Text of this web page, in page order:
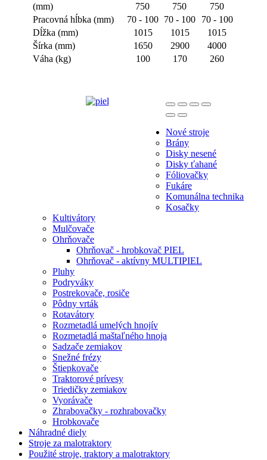
(mm)
750
750
750
Pracovná hĺbka (mm)
70 - 100 70 - 100
70 - 100
Dĺžka (mm)
1015 1015
1015
Šírka (mm)
1650 2900
4000
Váha (kg)
100 170 260
Nové stroje
Brány
Disky nesené
Disky ťahané
Fóliovačky
Fukáre
Komunálna technika
Kosačky
Kultivátory
Mulčovače
Ohrňovače
Ohrňovač - hrobkovač PIEL
Ohrňovač - aktívny MULTIPIEL
Pluhy
Podryváky
Postrekovače, rosiče
Pôdny vrták
Rotavátory
Rozmetadlá umelých hnojív
Rozmetadlá maštaľného hnoja
Sadzače zemiakov
Snežné frézy
Štiepkovače
Traktorové prívesy
Triedičky zemiakov
Vyorávače
Zhrabovačky - rozhrabovačky
Hrobkovače
Náhradné diely
Stroje za malotraktory
Použité stroje, traktory a malotraktory